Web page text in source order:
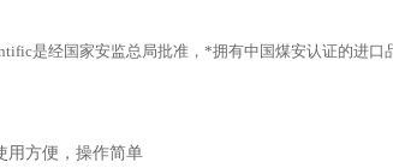
是经国家安监总局批准，*拥有中国煤安认证的进
用方便，操作简单